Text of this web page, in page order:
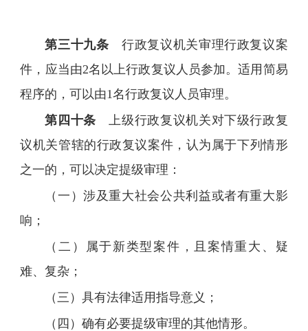
第三十九条 行政复议机关审理行政复议案
件，应当由2名以上行政复议人员参加。适用简易
程序的，可以由1名行政复议人员审理。
第四十条 上级行政复议机关对下级行政复
议机关管辖的行政复议案件，认为属于下列情形
之一的，可以决定提级审理：
（一）涉及重大社会公共利益或者有重大影
响；
（二）属于新类型案件，且案情重大、疑
难、复杂；
（三）具有法律适用指导意义；
（四）确有必要提级审理的其他情形。